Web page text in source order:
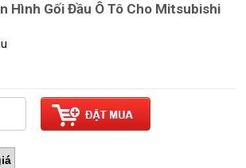
Hình Gối Đầu Ô Tô Cho Mitsubishi